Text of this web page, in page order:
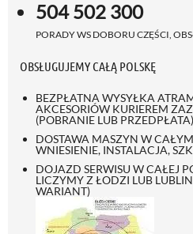
504 502 300
PORADY WS DOBORU CZĘŚCI,
OBSŁUGUJEMY CAŁĄ POLSKĘ
BEZPŁATNA WYSYŁKA
AKCESORIÓW KURIEREM
(POBRANIE LUB PRZEDPŁATA)
DOSTAWA MASZYN W
WNIESIENIE, INSTALACJA,
DOJAZD SERWISU W CAŁEJ
LICZYMY Z ŁODZI LUB
WARIANT)